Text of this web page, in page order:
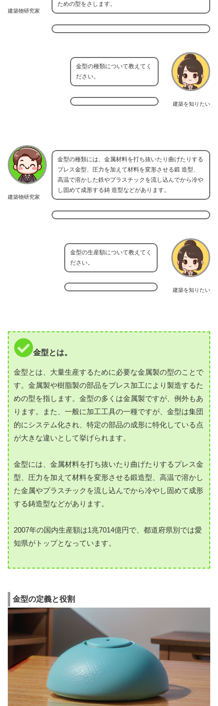
建築物研究家
ための型をさします。
建築を知りたい
金型の種類について教えてく
ださい。
建築物研究家
金型の種類には、金属材料を打ち抜いたり曲げたりする
プレス金型、圧力を加えて材料を変形させる鍛 造型、
高温で溶かした鉄やプラスチックを流し込んでから冷や
し固めて成形する鋳 造型などがあります。
建築を知りたい
金型の生産額について教えてく
ださい。
金型とは。
金型とは、大量生産するために必要な金属製の型のことで
す。金属製や樹脂製の部品をプレス加工により製造するた
めの型を指します。金型の多くは金属製ですが、例外もあ
ります。また、一般に加工工具の一種ですが、金型は集団
的にシステム化され、特定の部品の成形に特化している点
が大きな違いとして挙げられます。
金型には、金属材料を打ち抜いたり曲げたりするプレス金
型、圧力を加えて材料を変形させる鍛造型、高温で溶かし
た金属やプラスチックを流し込んでから冷やし固めて成形
する鋳造型などがあります。
2007年の国内生産額は1兆7014億円で、都道府県別では愛
知県がトップとなっています。
金型の定義と役割